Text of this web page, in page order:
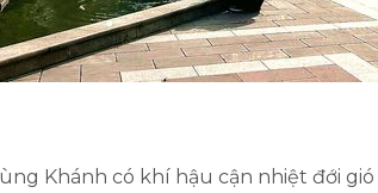
Khánh có khí hậu cận nhiệt đới